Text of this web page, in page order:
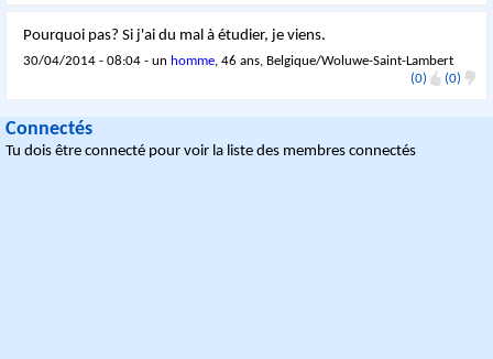
Pourquoi pas? Si j'ai du mal à étudier, je viens.
30/04/2014 - 08:04 - un homme, 46 ans, Belgique/Woluwe-Saint-Lambert
(0)
(0)
Connectés
Tu dois être connecté pour voir la liste des membres connectés